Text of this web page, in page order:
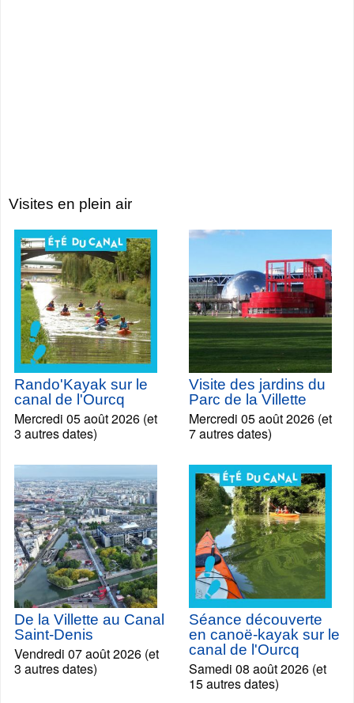
Visites en plein air
Rando'Kayak sur le
canal de l'Ourcq
Mercredi 05 août 2026 (et
3 autres dates)
Visite des jardins du
Parc de la Villette
Mercredi 05 août 2026 (et
7 autres dates)
De la Villette au Canal
Saint-Denis
Vendredi 07 août 2026 (et
3 autres dates)
Séance découverte
en canoë-kayak sur le
canal de l'Ourcq
Samedi 08 août 2026 (et
15 autres dates)